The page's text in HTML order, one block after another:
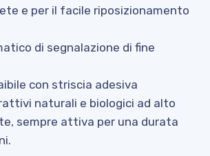
e per il facile riposizionamento
di segnalazione di fine
con striscia adesiva
naturali e biologici ad alto
sempre attiva per una durata